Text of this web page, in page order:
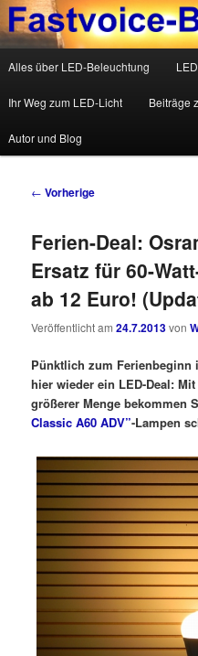
Fastvoice-Blog
Wolfgang Messer über LED,
Zum Inhalt wechseln
Zum sekundären Inhalt wechseln
Alles über LED-Beleuchtung
Ihr Weg zum LED-Licht Beiträge
Autor und Blog
Beitrags-Navigation
← Vorherige
Ferien-Deal:
Ersatz für 60-
ab 12 Euro!
Veröffentlicht am24.7.2013von
Pünktlich zum Ferienbeginn
hier wieder ein LED-Deal:
größerer Menge bekommen
Classic A60 ADV”-Lampen